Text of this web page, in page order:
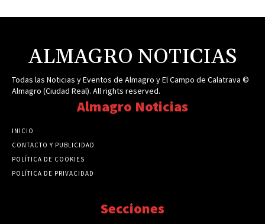
ALMAGRO NOTICIAS
Todas las Noticias y Eventos de Almagro y El Campo de Calatrava ©
Almagro (Ciudad Real). All rights reserved.
Almagro Noticias
INICIO
CONTACTO Y PUBLICIDAD
POLÍTICA DE COOKIES
POLÍTICA DE PRIVACIDAD
Secciones